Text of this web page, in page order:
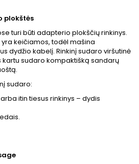
plokštės
turi būti adapterio plokščių rinkinys.
keičiamos, todėl mašina
dydžio kabelį. Rinkinį sudaro viršutinė
kartu sudaro kompaktišką sandarų
sudaro:
itin tiesus rinkinys – dydis